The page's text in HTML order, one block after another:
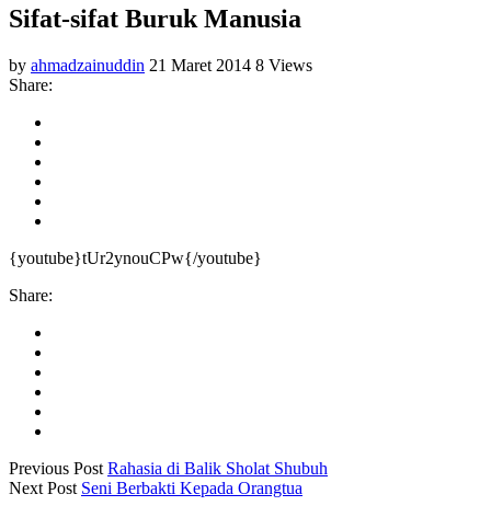
Sifat-sifat Buruk Manusia
by ahmadzainuddin 21 Maret 2014 8 Views
Share:
{youtube}tUr2ynouCPw{/youtube}
Share:
Previous Post Rahasia di Balik Sholat Shubuh
Next Post Seni Berbakti Kepada Orangtua